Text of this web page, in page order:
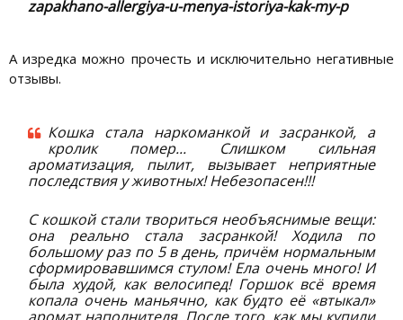
zapakhano-allergiya-u-menya-istoriya-kak-my-p
А изредка можно прочесть и исключительно негативные
отзывы.
Кошка стала наркоманкой и засранкой, а
кролик помер... Слишком сильная
ароматизация, пылит, вызывает неприятные
последствия у животных! Небезопасен!!!
С кошкой стали твориться необъяснимые вещи:
она реально стала засранкой! Ходила по
большому раз по 5 в день, причём нормальным
сформировавшимся стулом! Ела очень много! И
была худой, как велосипед! Горшок всё время
копала очень маньячно, как будто её «втыкал»